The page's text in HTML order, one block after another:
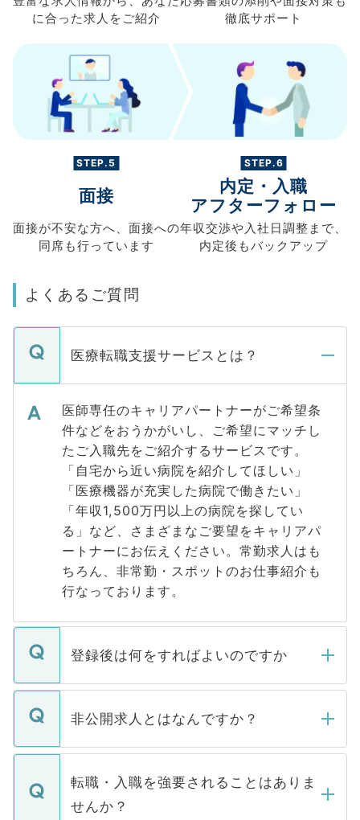
に合った求人を ご紹介
徹底サポート
STEP.5
面接
面接が不安な方へ、 面接への
同席も行っています
STEP.6
内定・入職
アフターフォロー
年収交渉や入社日調整まで、
内定後もバックアップ
よくあるご質問
医療転職支援サービスとは？
医師専任のキャリアパートナーがご希望条
件などをおうかがいし、ご希望にマッチし
たご入職先をご紹介するサービスです。
「自宅から近い病院を紹介してほしい」
「医療機器が充実した病院で働きたい」
「年収1,500万円以上の病院を探してい
る」など、さまざまなご要望をキャリアパ
ートナーにお伝えください。常勤求人はも
ちろん、非常勤・スポットのお仕事紹介も
行なっております。
登録後は何をすればよいのですか
ご登録いただきましたら、弊社担当者がご
登録内容を確認し、その後メールもしくは
ます。通常、5営業日以内にはご連絡をせて
いただきますので、しばらくお待ちくださ
い。
非公開求人とはなんですか？
マイナビDOCTORで取り扱っている求人の
うち約3割は、Webサイトからご覧いただ
けない「非公開求人」です。非公開求人は
転職・入職を強要されることはありま
せんか？